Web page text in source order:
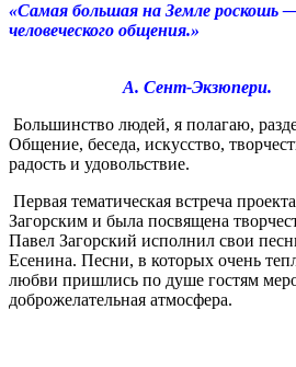
«Самая большая на Земле роскошь
человеческого
А. Сент-Экзюпери.
Большинство людей, я полагаю,
Общение, беседа, искусство,
радость и удовольствие.
Первая тематическая встреча
Загорским и была посвящена
Павел Загорский исполнил свои
Есенина. Песни, в которых очень
любви пришлись по душе гостям
доброжелательная атмосфера.